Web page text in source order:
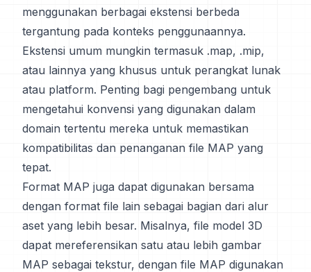
menggunakan berbagai ekstensi berbeda
tergantung pada konteks penggunaannya.
Ekstensi umum mungkin termasuk .map, .mip,
atau lainnya yang khusus untuk perangkat lunak
atau platform. Penting bagi pengembang untuk
mengetahui konvensi yang digunakan dalam
domain tertentu mereka untuk memastikan
kompatibilitas dan penanganan file MAP yang
tepat.
Format MAP juga dapat digunakan bersama
dengan format file lain sebagai bagian dari alur
aset yang lebih besar. Misalnya, file model 3D
dapat mereferensikan satu atau lebih gambar
MAP sebagai tekstur, dengan file MAP digunakan